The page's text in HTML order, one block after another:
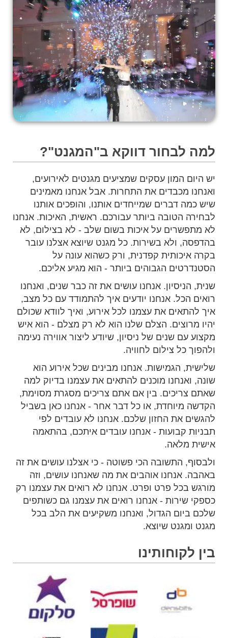
למה לבחור דווקא ב"המגנט"?
יש היום המון עסקים שמציעים מגנטים לאירועים,
ואנחנו מכבדים את התחרות. אבל אנחנו מאמינים
שיש כמה דברים שמייחדים אותנו, והופכים אותנו
לבחירה הטובה ביותר עבורכם. ראשית, האיכות. אנחנו
לא מתפשרים על איכות בשום שלב - לא בצילום, לא
בהדפסה, ולא בשירות. כל מגנט שיוצא אצלנו עובר
בקרה איכותית קפדנית, ורק כשהוא עונה על
הסטנדרטים הגבוהים ביותר - הוא מגיע אליכם.
שנית, הניסיון. אנחנו עושים את זה כבר שנים, ואנחנו
רואים הכל. אנחנו יודעים איך להתמודד עם כל מצב,
איך להתאים את עצמנו לכל אירוע, ואיך לוודא שכולם
יהיו מרוצים. הצלם שלנו הוא לא רק מצלם - הוא איש
מקצוע עם שנים של ניסיון, שיודע ליצור אווירה נעימה
ולהפוך כל צילום לחוויה.
שלישית, הגמישות. אנחנו מבינים שכל אירוע הוא
שונה, ואנחנו מוכנים להתאים את עצמנו בדיוק למה
שאתם צריכים. בין אם אתם צריכים מסגרת מסוימת,
הקדשה מיוחדת, או כל דבר אחר - אנחנו כאן בשביל
להגשים את החזון שלכם. אנחנו לא עובדים לפי
תבניות קבועות - אנחנו עובדים איתכם, בהתאמה
אישית מלאה.
ולבסוף, התשובה הכי פשוטה - כי אצלנו עושים את זה
באהבה. אנחנו אוהבים את מה שאנחנו עושים, וזה
מורגש בכל פרט ופרט. אנחנו לא רואים את עצמנו רק
כספקי שירות - אנחנו רואים את עצמנו גם כשותפים
שלכם ביום הגדול, ואנחנו משקיעים את הלב בכל
מגנט ומגנט שיוצא.
בין לקוחותינו